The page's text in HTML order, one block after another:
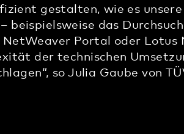
gestalten, wie es
beispielsweise das
Portal oder Lotus
der technischen
so Julia Gaube von